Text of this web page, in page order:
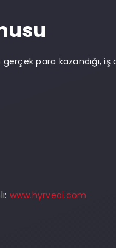
gerçek para kazandığı,
www.hyrveai.com